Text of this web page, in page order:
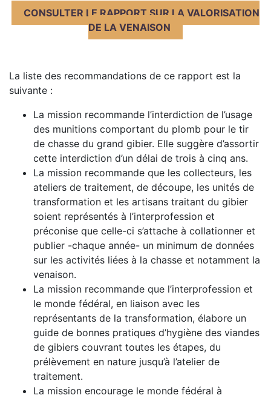
CONSULTER LE RAPPORT SUR LA VALORISATION
DE LA VENAISON
La liste des recommandations de ce rapport est la
suivante :
La mission recommande l’interdiction de l’usage
des munitions comportant du plomb pour le tir
de chasse du grand gibier. Elle suggère d’assortir
cette interdiction d’un délai de trois à cinq ans.
La mission recommande que les collecteurs, les
ateliers de traitement, de découpe, les unités de
transformation et les artisans traitant du gibier
soient représentés à l’interprofession et
préconise que celle-ci s’attache à collationner et
publier -chaque année- un minimum de données
sur les activités liées à la chasse et notamment la
venaison.
La mission recommande que l’interprofession et
le monde fédéral, en liaison avec les
représentants de la transformation, élabore un
guide de bonnes pratiques d’hygiène des viandes
de gibiers couvrant toutes les étapes, du
prélèvement en nature jusqu’à l’atelier de
traitement.
La mission encourage le monde fédéral à